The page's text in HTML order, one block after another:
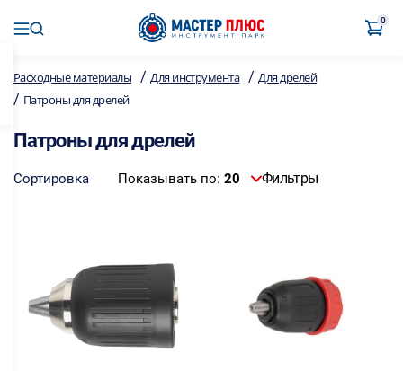
0
Расходные материалы /Для инструмента /Для дрелей
/ Патроны для дрелей
Патроны для дрелей
Сортировка Показывать по: 20 Фильтры